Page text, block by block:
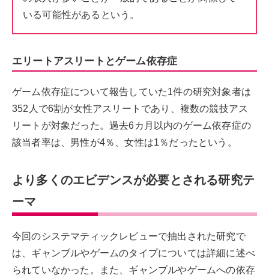
いる可能性があるという。
エリートアスリートとゲーム依存症
ゲーム依存症について報告していた1件の研究対象者は
352人で6割が女性アスリートであり、複数の競技アス
リートが対象だった。過去6カ月以内のゲーム依存症の
該当者率は、男性が4％、女性は1％だったという。
より多くのエビデンスが必要とされる研究テ
ーマ
今回のシステマティックレビューで抽出された研究で
は、ギャンブルやゲームのタイプについては詳細に述べ
られていなかった。また、ギャンブルやゲームへの依存